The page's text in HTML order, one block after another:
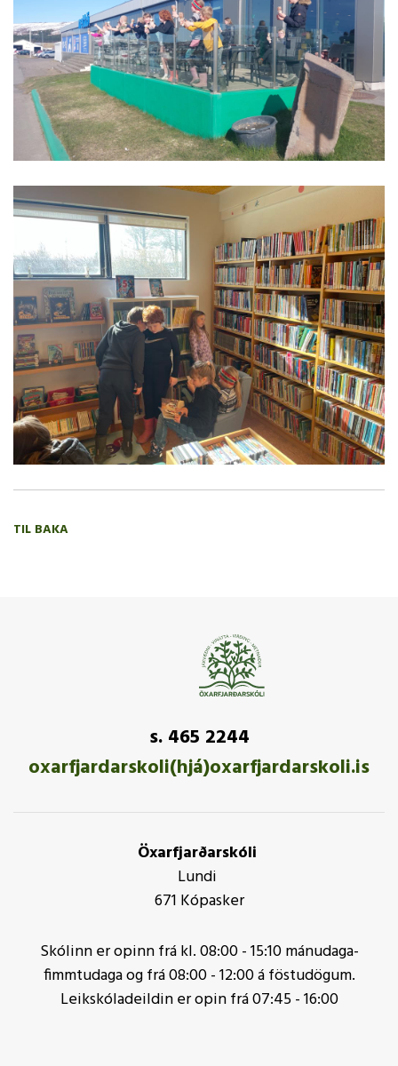
TIL BAKA
s. 465 2244
oxarfjardarskoli(hjá)oxarfjardarskoli.is
Öxarfjarðarskóli
Lundi
671 Kópasker
Skólinn er opinn frá kl. 08:00 - 15:10 mánudaga-
fimmtudaga og frá 08:00 - 12:00 á föstudögum.
Leikskóladeildin er opin frá 07:45 - 16:00